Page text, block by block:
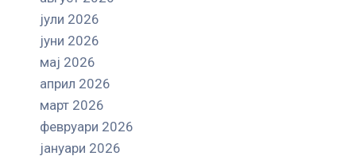
јули 2026
јуни 2026
мај 2026
април 2026
март 2026
февруари 2026
јануари 2026